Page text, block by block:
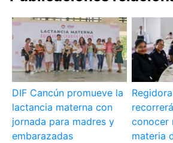
DIF Cancún promueve la
lactancia materna con
jornada para madres y
embarazadas
conocer
materia